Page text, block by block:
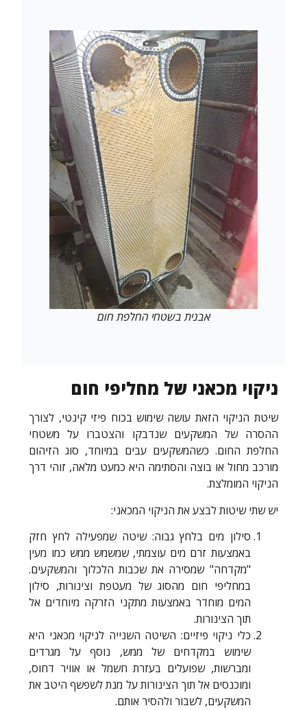
אבנית בשטחי החלפת חום
ניקוי מכאני של מחליפי חום
שיטת הניקוי הזאת עושה שימוש בכוח פיזי קינטי, לצורך
ההסרה של המשקעים שנדבקו והצטברו על משטחי
החלפת החום. כשהמשקעים עבים במיוחד, סוג הזיהום
מורכב מחול או בוצה והסתימה היא כמעט מלאה, זוהי דרך
הניקוי המומלצת.
יש שתי שיטות לבצע את הניקוי המכאני:
סילון מים בלחץ גבוה: שיטה שמפעילה לחץ חזק
באמצעות זרם מים עוצמתי, שמשמש ממש כמו מעין
"מקדחה" שמסירה את שכבות הלכלוך והמשקעים.
במחליפי חום מהסוג של מעטפת וצינורות, סילון
המים מוחדר באמצעות מתקני הזרקה מיוחדים אל
תוך הצינורות.
כלי ניקוי פיזיים: השיטה השנייה לניקוי מכאני היא
שימוש במקדחים של ממש, נוסף על מגרדים
ומברשות, שפועלים בעזרת חשמל או אוויר דחוס,
ומוכנסים אל תוך הצינורות על מנת לשפשף היטב את
המשקעים, לשבור ולהסיר אותם.